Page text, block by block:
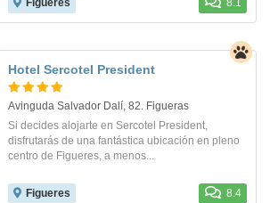
Figueres 8.1
Hotel Sercotel President
Avinguda Salvador Dalí, 82. Figueras
Si decides alojarte en Sercotel President,
disfrutarás de una fantástica ubicación en pleno
centro de Figueres, a menos...
Figueres 8.4